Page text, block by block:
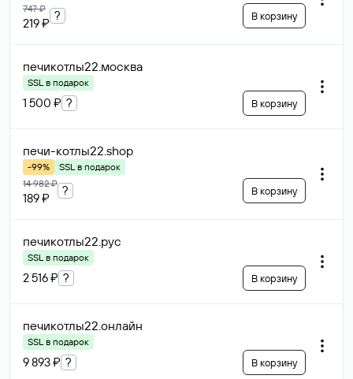
747 ₽
219 ₽
? В корзину
печикотлы22.москва
SSL в подарок
1 500 ₽ ? В корзину
печи-котлы22.shop
-99%
SSL в подарок
14 982 ₽
189 ₽
? В корзину
печикотлы22.рус
SSL в подарок
2 516 ₽ ? В корзину
печикотлы22.онлайн
SSL в подарок
9 893 ₽ ? В корзину